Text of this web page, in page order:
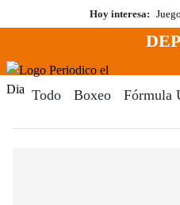
al
Hoy interesa:
Menú
Todo Boxeo Fórmula